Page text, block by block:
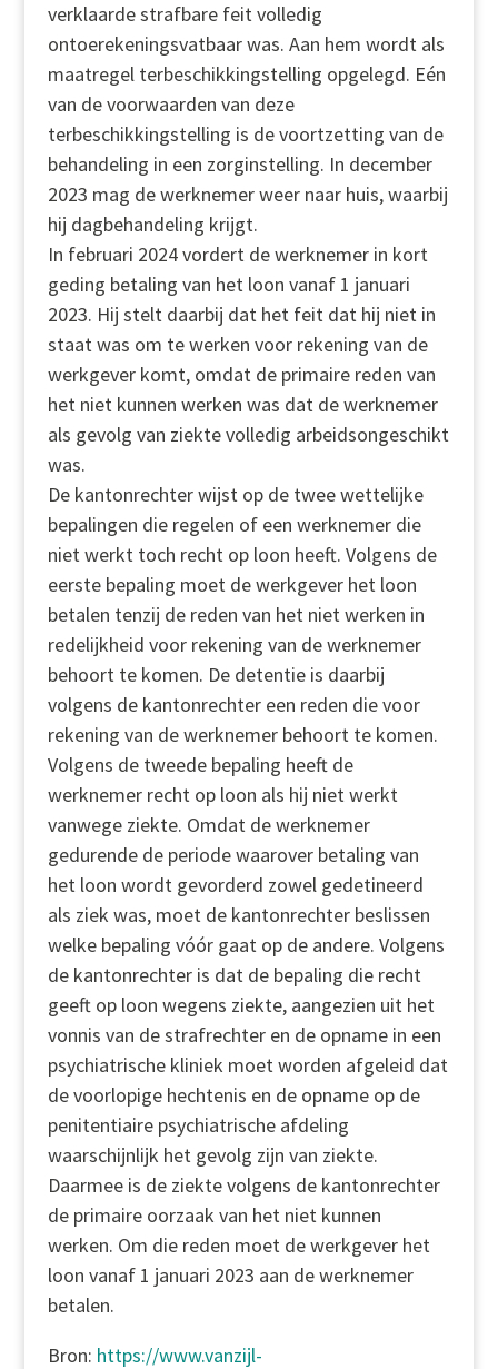
verklaarde strafbare feit volledig
ontoerekeningsvatbaar was. Aan hem wordt als
maatregel terbeschikkingstelling opgelegd. Eén
van de voorwaarden van deze
terbeschikkingstelling is de voortzetting van de
behandeling in een zorginstelling. In december
2023 mag de werknemer weer naar huis, waarbij
hij dagbehandeling krijgt.
In februari 2024 vordert de werknemer in kort
geding betaling van het loon vanaf 1 januari
2023. Hij stelt daarbij dat het feit dat hij niet in
staat was om te werken voor rekening van de
werkgever komt, omdat de primaire reden van
het niet kunnen werken was dat de werknemer
als gevolg van ziekte volledig arbeidsongeschikt
was.
De kantonrechter wijst op de twee wettelijke
bepalingen die regelen of een werknemer die
niet werkt toch recht op loon heeft. Volgens de
eerste bepaling moet de werkgever het loon
betalen tenzij de reden van het niet werken in
redelijkheid voor rekening van de werknemer
behoort te komen. De detentie is daarbij
volgens de kantonrechter een reden die voor
rekening van de werknemer behoort te komen.
Volgens de tweede bepaling heeft de
werknemer recht op loon als hij niet werkt
vanwege ziekte. Omdat de werknemer
gedurende de periode waarover betaling van
het loon wordt gevorderd zowel gedetineerd
als ziek was, moet de kantonrechter beslissen
welke bepaling vóór gaat op de andere. Volgens
de kantonrechter is dat de bepaling die recht
geeft op loon wegens ziekte, aangezien uit het
vonnis van de strafrechter en de opname in een
psychiatrische kliniek moet worden afgeleid dat
de voorlopige hechtenis en de opname op de
penitentiaire psychiatrische afdeling
waarschijnlijk het gevolg zijn van ziekte.
Daarmee is de ziekte volgens de kantonrechter
de primaire oorzaak van het niet kunnen
werken. Om die reden moet de werkgever het
loon vanaf 1 januari 2023 aan de werknemer
betalen.
Bron: https://www.vanzijl-